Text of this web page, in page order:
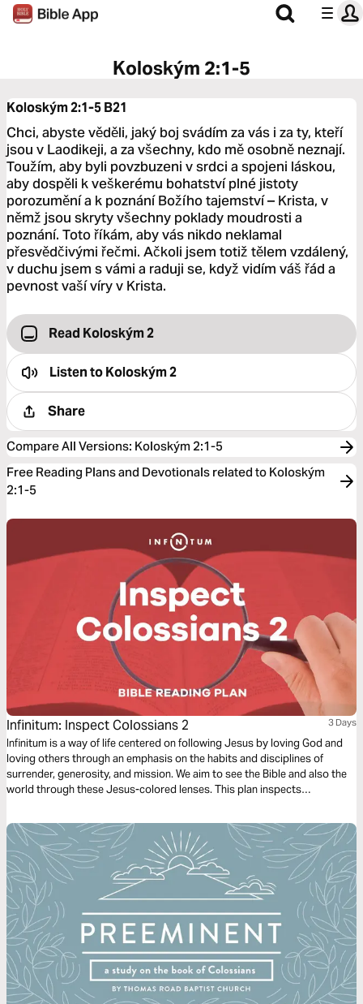
Koloským 2:1-5
Koloským 2:1-5B21
Chci, abyste věděli, jaký boj svádím za vás i za ty, kteří
jsou v Laodikeji, a za všechny, kdo mě osobně neznají.
Toužím, aby byli povzbuzeni v srdci a spojeni láskou,
aby dospěli k veškerému bohatství plné jistoty
porozumění a k poznání Božího tajemství – Krista, v
němž jsou skryty všechny poklady moudrosti a
poznání. Toto říkám, aby vás nikdo neklamal
přesvědčivými řečmi. Ačkoli jsem totiž tělem vzdálený,
v duchu jsem s vámi a raduji se, když vidím váš řád a
pevnost vaší víry v Krista.
Read Koloským 2
Listen toKoloským 2
Share
Compare All Versions: Koloským 2:1-5
Free Reading Plans and Devotionals related to Koloským
2:1-5
Infinitum: Inspect Colossians 2 3 Days
Infinitum is a way of life centered on following Jesus by loving God and
loving others through an emphasis on the habits and disciplines of
surrender, generosity, and mission. We aim to see the Bible and also the
world through these Jesus-colored lenses. This plan inspects